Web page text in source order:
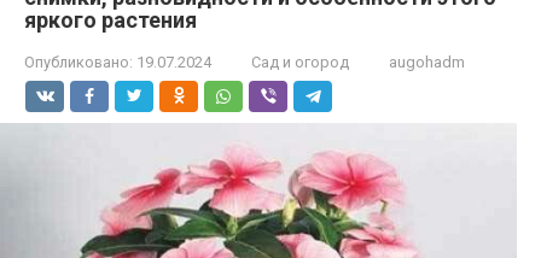
яркого растения
Опубликовано: 19.07.2024 Сад и огород augohadm